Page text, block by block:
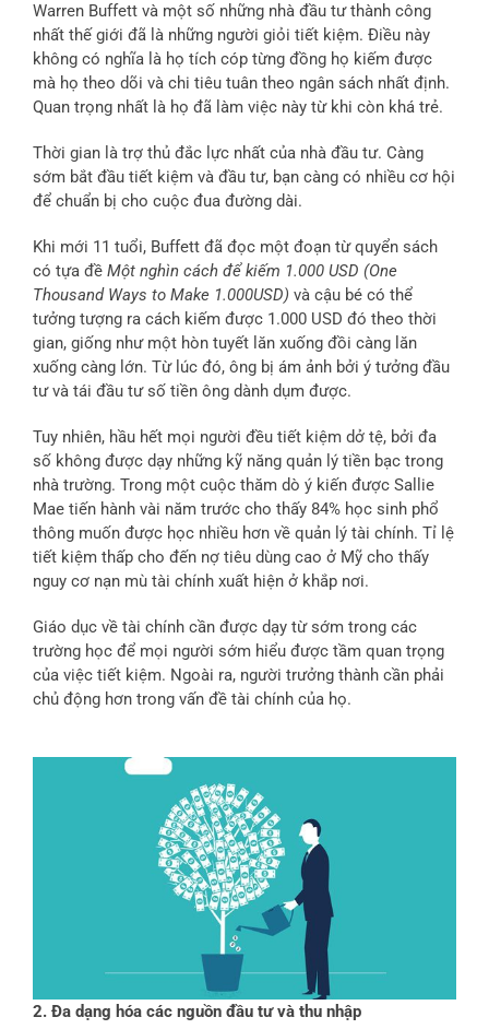
Warren Buffett và một số những nhà đầu tư thành công
nhất thế giới đã là những người giỏi tiết kiệm. Điều này
không có nghĩa là họ tích cóp từng đồng họ kiếm được
mà họ theo dõi và chi tiêu tuân theo ngân sách nhất định.
Quan trọng nhất là họ đã làm việc này từ khi còn khá trẻ.
Thời gian là trợ thủ đắc lực nhất của nhà đầu tư. Càng
sớm bắt đầu tiết kiệm và đầu tư, bạn càng có nhiều cơ hội
để chuẩn bị cho cuộc đua đường dài.
Khi mới 11 tuổi, Buffett đã đọc một đoạn từ quyển sách
có tựa đề Một nghìn cách để kiếm 1.000 USD (One
Thousand Ways to Make 1.000USD) và cậu bé có thể
tưởng tượng ra cách kiếm được 1.000 USD đó theo thời
gian, giống như một hòn tuyết lăn xuống đồi càng lăn
xuống càng lớn. Từ lúc đó, ông bị ám ảnh bởi ý tưởng đầu
tư và tái đầu tư số tiền ông dành dụm được.
Tuy nhiên, hầu hết mọi người đều tiết kiệm dở tệ, bởi đa
số không được dạy những kỹ năng quản lý tiền bạc trong
nhà trường. Trong một cuộc thăm dò ý kiến được Sallie
Mae tiến hành vài năm trước cho thấy 84% học sinh phổ
thông muốn được học nhiều hơn về quản lý tài chính. Tỉ lệ
tiết kiệm thấp cho đến nợ tiêu dùng cao ở Mỹ cho thấy
nguy cơ nạn mù tài chính xuất hiện ở khắp nơi.
Giáo dục về tài chính cần được dạy từ sớm trong các
trường học để mọi người sớm hiểu được tầm quan trọng
của việc tiết kiệm. Ngoài ra, người trưởng thành cần phải
chủ động hơn trong vấn đề tài chính của họ.
2. Đa dạng hóa các nguồn đầu tư và thu nhập